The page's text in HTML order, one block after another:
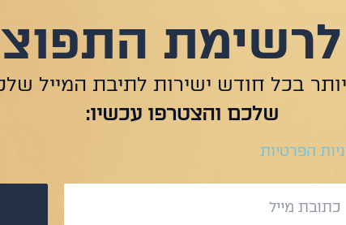
בכל חודש ישירות לתיבת המייל
שלכם והצטרפו עכשיו:
הפרטיות